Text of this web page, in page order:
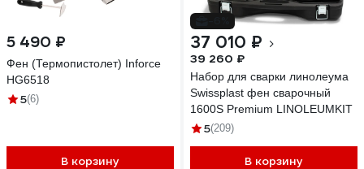
5 490 ₽
Фен (Термопистолет) Inforce
HG6518
5(6)
В корзину
37 010 ₽
39 260 ₽
Набор для сварки линолеума
Swissplast фен сварочный
1600S Premium LINOLEUMKIT
5(209)
В корзину